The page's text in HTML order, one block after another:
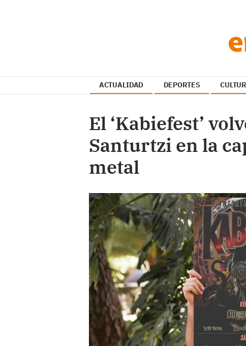
ACTUALIDAD DEPORTES
El ‘Kabiefest’
Santurtzi en la
metal